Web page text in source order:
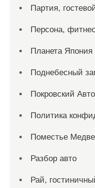
Партия,
Персона,
Планета Япония
Поднебесный
Покровский
Политика
Поместье
Разбор авто
Рай,